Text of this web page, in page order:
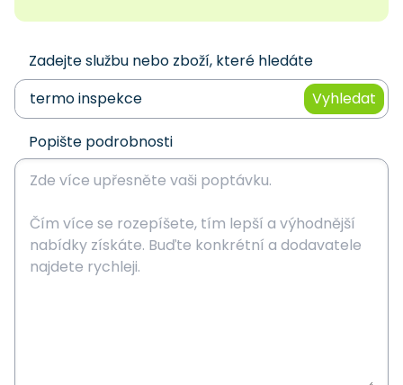
Zadejte službu nebo zboží, které hledáte
Vyhledat
Popište podrobnosti